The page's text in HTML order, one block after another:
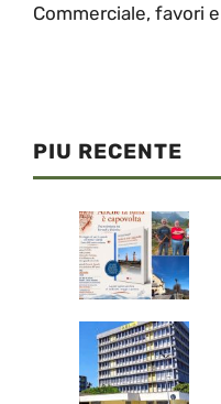
Commerciale, favori
PIU RECENTE